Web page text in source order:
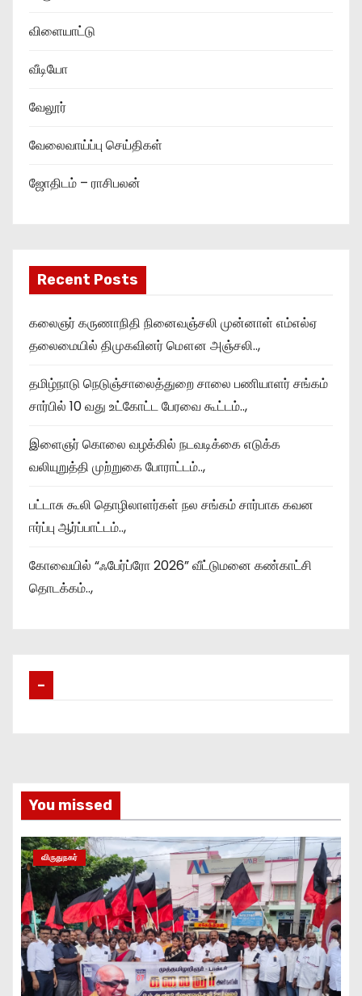
விளையாட்டு
வீடியோ
வேலூர்
வேலைவாய்ப்பு செய்திகள்
ஜோதிடம் – ராசிபலன்
Recent Posts
கலைஞர் கருணாநிதி நினைவஞ்சலி முன்னாள் எம்எல்ஏ
தலைமையில் திமுகவினர் மௌன அஞ்சலி..,
தமிழ்நாடு நெடுஞ்சாலைத்துறை சாலை பணியாளர் சங்கம்
சார்பில் 10 வது உட்கோட்ட பேரவை கூட்டம்..,
இளைஞர் கொலை வழக்கில் நடவடிக்கை எடுக்க
வலியுறுத்தி முற்றுகை போராட்டம்..,
பட்டாசு கூலி தொழிலாளர்கள் நல சங்கம் சார்பாக கவன
ஈர்ப்பு ஆர்ப்பாட்டம்..,
கோவையில் “ஃபேர்ப்ரோ 2026” வீட்டுமனை கண்காட்சி
தொடக்கம்..,
–
You missed
விருதுநகர்